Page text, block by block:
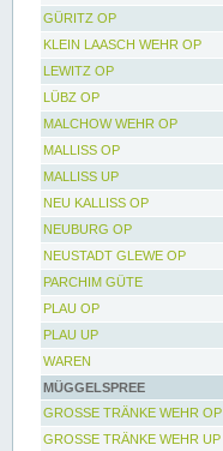
GÜRITZ OP
KLEIN LAASCH WEHR OP
LEWITZ OP
LÜBZ OP
MALCHOW WEHR OP
MALLISS OP
MALLISS UP
NEU KALLISS OP
NEUBURG OP
NEUSTADT GLEWE OP
PARCHIM GÜTE
PLAU OP
PLAU UP
WAREN
MÜGGELSPREE
GROSSE TRÄNKE WEHR OP
GROSSE TRÄNKE WEHR UP